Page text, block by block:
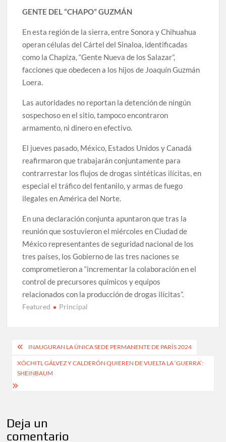
GENTE DEL “CHAPO” GUZMÁN
En esta región de la sierra, entre Sonora y Chihuahua
operan células del Cártel del Sinaloa, identificadas
como la Chapiza, “Gente Nueva de los Salazar”,
facciones que obedecen a los hijos de Joaquín Guzmán
Loera.
Las autoridades no reportan la detención de ningún
sospechoso en el sitio, tampoco encontraron
armamento, ni dinero en efectivo.
El jueves pasado, México, Estados Unidos y Canadá
reafirmaron que trabajarán conjuntamente para
contrarrestar los flujos de drogas sintéticas ilícitas, en
especial el tráfico del fentanilo, y armas de fuego
ilegales en América del Norte.
En una declaración conjunta apuntaron que tras la
reunión que sostuvieron el miércoles en Ciudad de
México representantes de seguridad nacional de los
tres países, los Gobierno de las tres naciones se
comprometieron a “incrementar la colaboración en el
control de precursores químicos y equipos
relacionados con la producción de drogas ilícitas”.
Featured Principal
Navegación
de
entradas
INAUGURAN LA ÚNICA SEDE PERMANENTE DE PARÍS 2024
XÓCHITL GÁLVEZ Y CALDERÓN QUIEREN DE VUELTA LA ‘GUERRA’:
SHEINBAUM
Deja un
comentario